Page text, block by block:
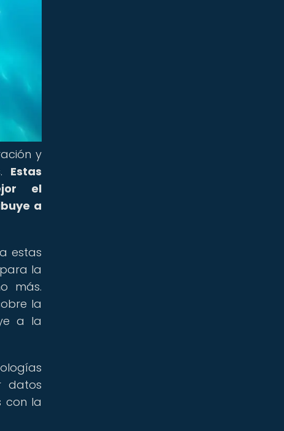
y
Estas
el
a
estas
la
más.
la
a la
datos
con la